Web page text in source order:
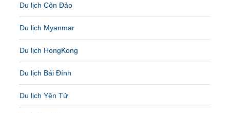
Du lịch Côn Đảo
Du lịch Myanmar
Du lịch HongKong
Du lịch Bái Đính
Du lịch Yên Tử